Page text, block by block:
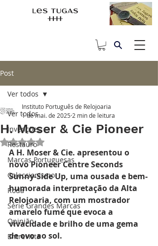
Post
Ver todos
Invenções
Restauro
Marcas Portuguesas
Coleccionismo
Roda
Série Grandes Marcas
Opinião
Entrevista
Ver todos
H. Moser & Cie Pioneer
Instituto Português de Relojoaria
1 de mai. de 2025 2 min de leitura
Avaliado com NaN de 5 estrelas.
A H. Moser & Cie. apresentou o
novo Pioneer Centre Seconds
Sunny-Side Up, uma ousada e bem-
humorada interpretação da Alta
Relojoaria, com um mostrador
amarelo fumé que evoca a
vivacidade e brilho de uma gema
de ovo ao sol.